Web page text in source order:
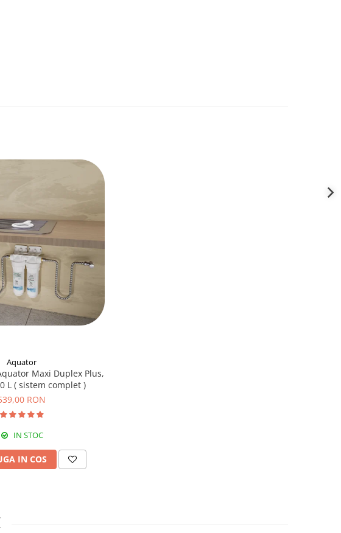
Aquator
Maxi Duplex Plus,
L ( sistem complet )
RON
IN STOC
IN COS